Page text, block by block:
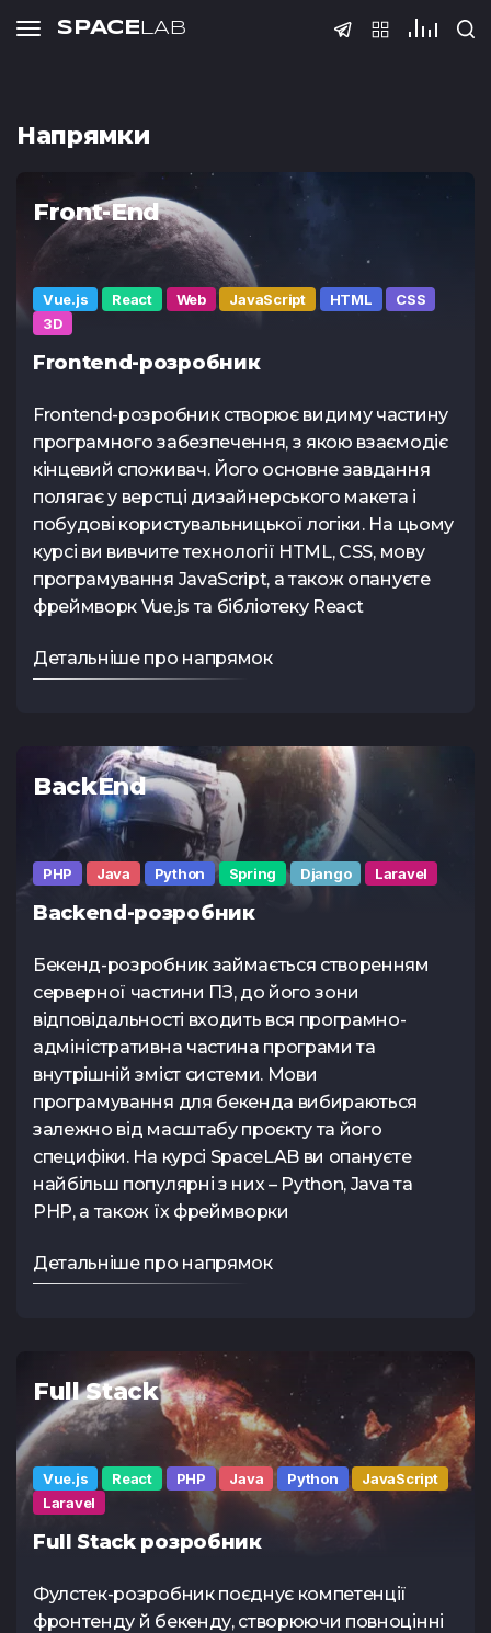
(основи)
Boot
Тест з Python
/Django
SPACE LAB
Напрямки
Front-End
Vue.js React Web JavaScript HTML
CSS
3D
Frontend-розробник
Frontend-розробник створює видиму частину
програмного забезпечення, з якою взаємодіє
кінцевий споживач. Його основне завдання
полягає у верстці дизайнерського макета і
побудові користувальницької логіки. На цьому
курсі ви вивчите технології HTML, CSS, мову
програмування JavaScript, а також опануєте
фреймворк Vue.js та бібліотеку React
Детальніше про напрямок
BackEnd
PHP Java Python Spring Django Laravel
Backend-розробник
Бекенд-розробник займається створенням
серверної частини ПЗ, до його зони
відповідальності входить вся програмно-
адміністративна частина програми та
внутрішній зміст системи. Мови
програмування для бекенда вибираються
залежно від масштабу проєкту та його
специфіки. На курсі SpaceLAB ви опануєте
найбільш популярні з них – Python, Java та
PHP, а також їх фреймворки
Детальніше про напрямок
Full Stack
Vue.js React PHP Java Python
JavaScript
Laravel
Full Stack розробник
Фулстек-розробник поєднує компетенції
фронтенду й бекенду, створюючи повноцінні